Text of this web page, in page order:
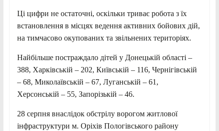
Ці цифри не остаточні, оскільки триває робота з їх
встановлення в місцях ведення активних бойових дій,
на тимчасово окупованих та звільнених територіях.
Найбільше постраждало дітей у Донецькій області –
388, Харківській – 202, Київській – 116, Чернігівській
– 68, Миколаївській – 67, Луганській – 61,
Херсонській – 55, Запорізькій – 46.
28 серпня внаслідок обстрілу ворогом житлової
інфраструктури м. Оріхів Пологівського району